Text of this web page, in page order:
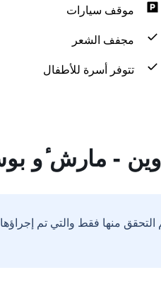
موقف سيارات
مجفف الشعر
تتوفر أسرة للأطفال
منها فقط والتي تم